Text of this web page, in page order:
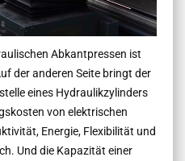
Abkantpressen ist
der anderen Seite bringt der
eines Hydraulikzylinders
von elektrischen
Energie, Flexibilität und
Und die Kapazität einer